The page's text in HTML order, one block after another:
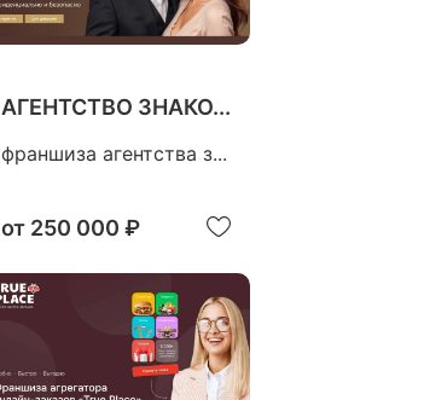
АГЕНТСТВО ЗНАКО...
франшиза агентства з...
от 250 000 ₽